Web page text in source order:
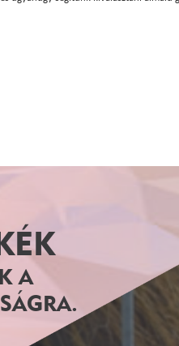
A